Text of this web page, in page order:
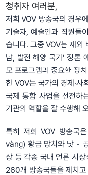
청취자 여러분,
저희 VOV 방송국의 경우
기술자, 예술인과 직원들
습니다. 그중 VOV는 재외
남, 발전 해양 국가’ 정론
모 프로그램과 중요한 정
한 VOV는 국가의 경제‧사
국제 통합 사업을 선전하
기관의 역할을 잘 수행해
특히 저희 VOV 방송국
vàng) 황금 망치와 낫 -
상 등 각종 국내 언론 시
260개 방송국들을 제치고